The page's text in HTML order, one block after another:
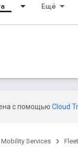
Ещё
с помощью Cloud
Mobility Services